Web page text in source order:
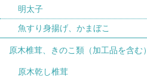
明太子
魚すり身揚げ、かまぼこ
原木椎茸、きのこ類（加工品を含む）
原木乾し椎茸